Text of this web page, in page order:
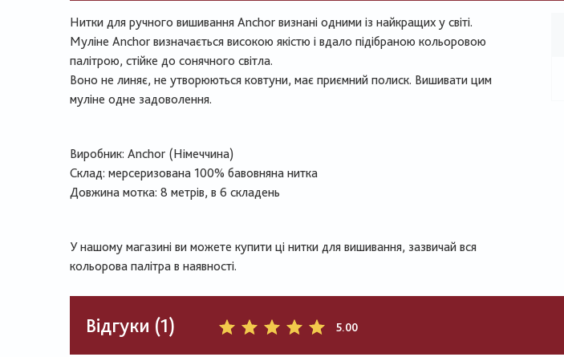
Нитки для ручного вишивання Anchor визнані одними із найкращих у світі.
Муліне Anchor визначається високою якістю і вдало підібраною кольоровою
палітрою, стійке до сонячного світла.
Воно не линяє, не утворюються ковтуни, має приємний полиск. Вишивати цим
муліне одне задоволення.
Виробник: Anchor (Німеччина)
Склад: мерсеризована 100% бавовняна нитка
Довжина мотка: 8 метрів, в 6 складень
У нашому магазині ви можете купити ці нитки для вишивання, зазвичай вся
кольорова палітра в наявності.
Відгуки (1) 5.00